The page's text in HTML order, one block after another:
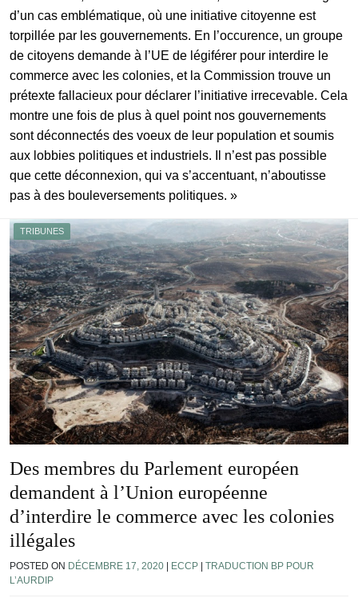
d’un cas emblématique, où une initiative citoyenne est
torpillée par les gouvernements. En l’occurence, un groupe
de citoyens demande à l’UE de légiférer pour interdire le
commerce avec les colonies, et la Commission trouve un
prétexte fallacieux pour déclarer l’initiative irrecevable. Cela
montre une fois de plus à quel point nos gouvernements
sont déconnectés des voeux de leur population et soumis
aux lobbies politiques et industriels. Il n’est pas possible
que cette déconnexion, qui va s’accentuant, n’aboutisse
pas à des bouleversements politiques. »
TRIBUNES
Des membres du Parlement européen
demandent à l’Union européenne
d’interdire le commerce avec les colonies
illégales
POSTED ON DÉCEMBRE 17, 2020 ECCP
TRADUCTION BP POUR
L’AURDIP